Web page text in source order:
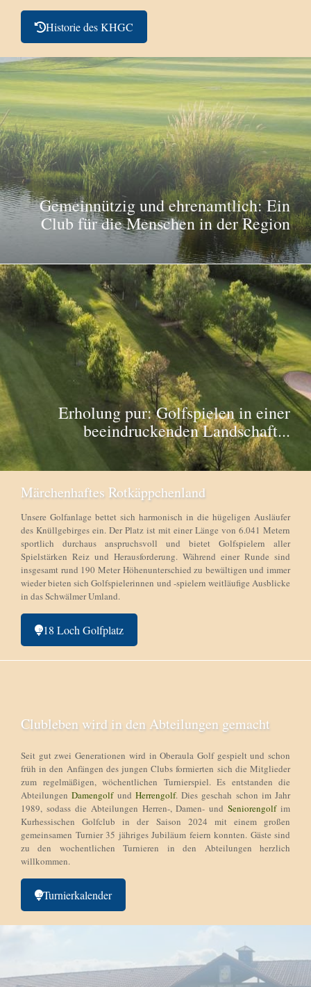
Historie des KHGC
Gemeinnützig und ehrenamtlich: Ein
Club für die Menschen in der Region
Erholung pur: Golfspielen in einer
beeindruckenden Landschaft...
Märchenhaftes Rotkäppchenland
Unsere Golfanlage bettet sich harmonisch in die hügeligen Ausläufer
des Knüllgebirges ein. Der Platz ist mit einer Länge von 6.041 Metern
sportlich durchaus anspruchsvoll und bietet Golfspielern aller
Spielstärken Reiz und Herausforderung. Während einer Runde sind
insgesamt rund 190 Meter Höhenunterschied zu bewältigen und immer
wieder bieten sich Golfspielerinnen und -spielern weitläufige Ausblicke
in das Schwälmer Umland.
18 Loch Golfplatz
Clubleben wird in den Abteilungen gemacht
Seit gut zwei Generationen wird in Oberaula Golf gespielt und schon
früh in den Anfängen des jungen Clubs formierten sich die Mitglieder
zum regelmäßigen, wöchentlichen Turnierspiel. Es entstanden die
AbteilungenDamengolfund Herrengolf. Dies geschah schon im Jahr
1989, sodass die Abteilungen Herren-, Damen- undSeniorengolfim
Kurhessischen Golfclub in der Saison 2024 mit einem großen
gemeinsamen Turnier 35 jähriges Jubiläum feiern konnten. Gäste sind
zu den wochentlichen Turnieren in den Abteilungen herzlich
willkommen.
Turnierkalender